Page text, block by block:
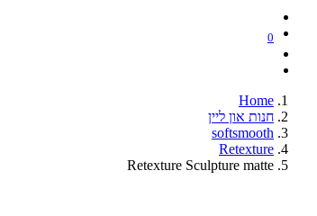
0
Home
חנות און ליין
softsmooth
Retexture
Retexture Sculpture matte